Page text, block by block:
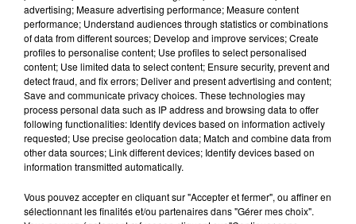
car dédié à cette disparition, c'est l'occasion pour Shannen
Doherty, l'ancienne partenaire de jeu de Luke Perry dans
Beverly Hills 90210, de faire une apparitiondans un rôle pour
le moment tenu secret. Une chose est néanmoins sûre : les
mouchoirs devront être de la partie.
Musique
Julien Lieb s’essaye à la vie de chatelain
advertising; Measure advertising performance; Measure content
performance; Understand audiences through statistics or combinations
of data from different sources; Develop and improve services; Create
profiles to personalise content; Use profiles to select personalised
content; Use limited data to select content; Ensure security, prevent and
detect fraud, and fix errors; Deliver and present advertising and content;
Save and communicate privacy choices. These technologies may
process personal data such as IP address and browsing data to offer
following functionalities: Identify devices based on information actively
requested; Use precise geolocation data; Match and combine data from
other data sources; Link different devices; Identify devices based on
information transmitted automatically.
Vous pouvez accepter en cliquant sur "Accepter et fermer", ou affiner en
sélectionnant les finalités et/ou partenaires dans "Gérer mes choix".